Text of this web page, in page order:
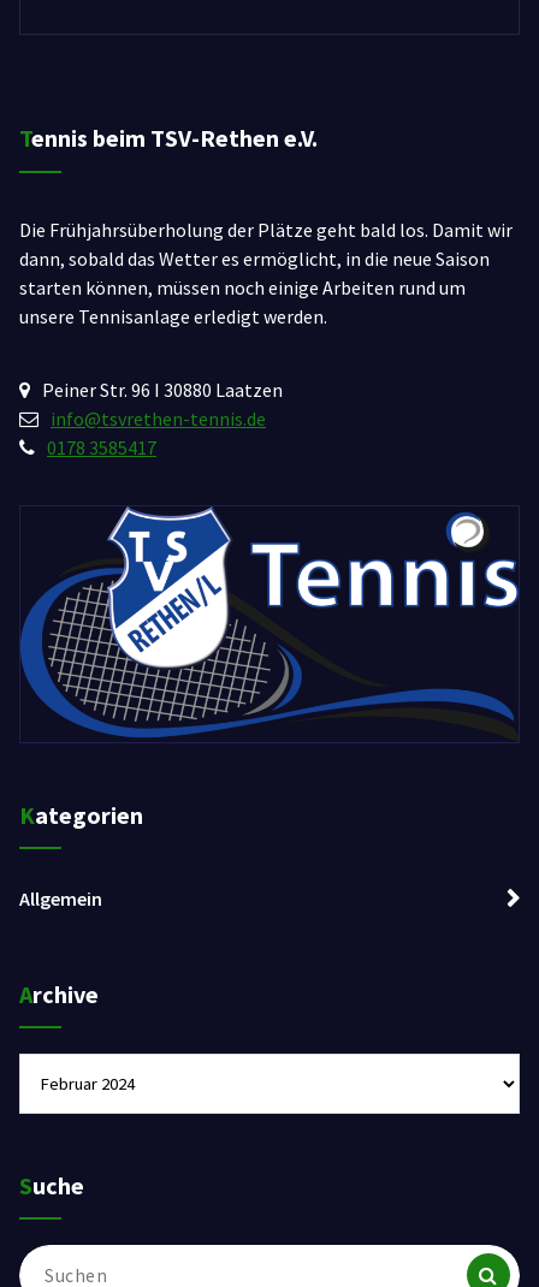
Tennis beim TSV-Rethen e.V.
Die Frühjahrsüberholung der Plätze geht bald los. Damit wir
dann, sobald das Wetter es ermöglicht, in die neue Saison
starten können, müssen noch einige Arbeiten rund um
unsere Tennisanlage erledigt werden.
Peiner Str. 96 I 30880 Laatzen
info@tsvrethen-tennis.de
0178 3585417
Kategorien
Allgemein
Archive
Suche
Suchen